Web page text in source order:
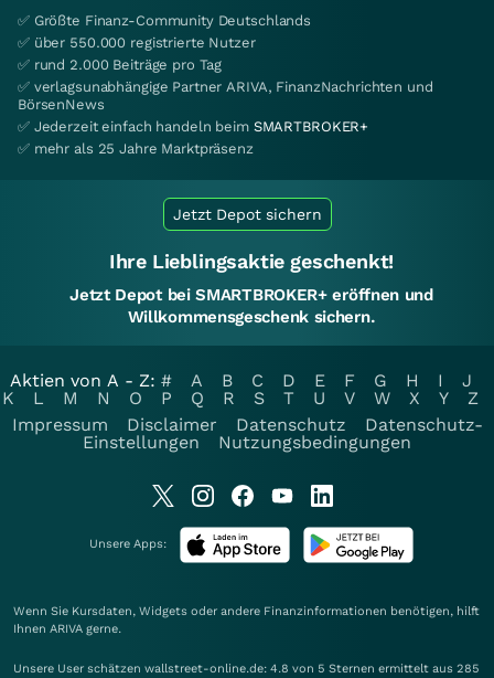
✅ Größte Finanz-Community Deutschlands
✅ über 550.000 registrierte Nutzer
✅ rund 2.000 Beiträge pro Tag
✅ verlagsunabhängige Partner ARIVA, FinanzNachrichten und
BörsenNews
✅ Jederzeit einfach handeln beim SMARTBROKER+
✅ mehr als 25 Jahre Marktpräsenz
Jetzt Depot sichern
Ihre Lieblingsaktie geschenkt!
Jetzt Depot bei SMARTBROKER+ eröffnen und
Willkommensgeschenk sichern.
Aktien von A - Z: # A B C D E F G H I
J
K
L M N O P Q R S T U V W X Y
Z
Impressum
Disclaimer Datenschutz
Datenschutz-
Einstellungen
Nutzungsbedingungen
Unsere Apps:
Wenn Sie Kursdaten, Widgets oder andere Finanzinformationen benötigen, hilft
Ihnen ARIVA gerne.
Unsere User schätzen wallstreet-online.de: 4.8 von 5 Sternen ermittelt aus 285